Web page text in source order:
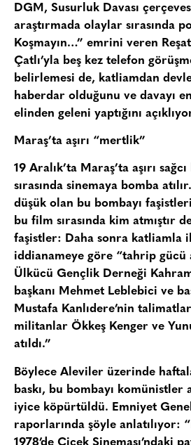
DGM, Susurluk Davası
araştırmada olaylar sırasında
Koşmayın…” emrini veren
Çatlı’yla beş kez telefon
belirlemesi de, katliamdan
haberdar olduğunu ve davayı
elinden geleni yaptığını
Maraş’ta aşırı “mertlik”
19 Aralık’ta Maraş’ta aşırı
sırasında sinemaya bomba
düşük olan bu bombayı
bu film sırasında kim atmıştır
faşistler: Daha sonra katliamla
iddianameye göre “tahrip gücü
Ülkücü Gençlik Derneği
başkanı Mehmet Leblebici ve
Mustafa Kanlıdere’nin
militanlar Ökkeş Kenger ve
atıldı.”
Böylece Aleviler üzerinde
baskı, bu bombayı komünistler
iyice köpürtüldü. Emniyet
raporlarında şöyle anlatılıyor:
1978’de Çiçek Sineması’ndaki